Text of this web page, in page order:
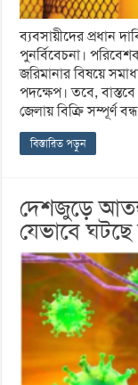
ব্যবসায়ীদের প্রধান
পুনর্বিবেচনা।
জরিমানার বিষয়ে
পদক্ষেপ। তবে,
জেলায় বিক্রি সম্পূর্ণ
বিস্তারিত পড়ুন
দেশজুড়ে
যেভাবে ঘটছে